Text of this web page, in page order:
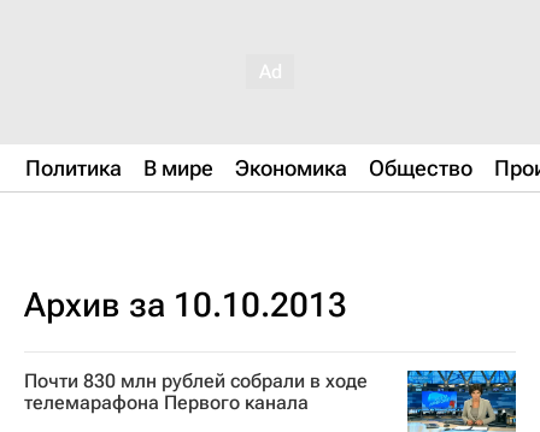
Политика В мире Экономика Общество
Архив за 10.10.2013
Почти 830 млн рублей собрали в ходе
телемарафона Первого канала